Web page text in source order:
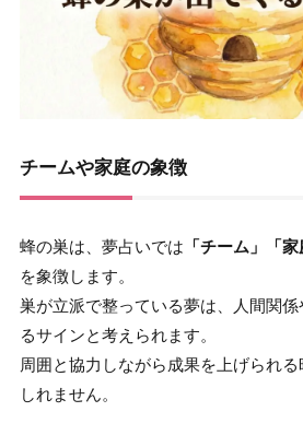
チームや家庭の象徴
蜂の巣は、夢占いでは 「チーム」「
を象徴します。
巣が立派で整っている夢は、人間関
るサインと考えられます。
周囲と協力しながら成果を上げられ
しれません。